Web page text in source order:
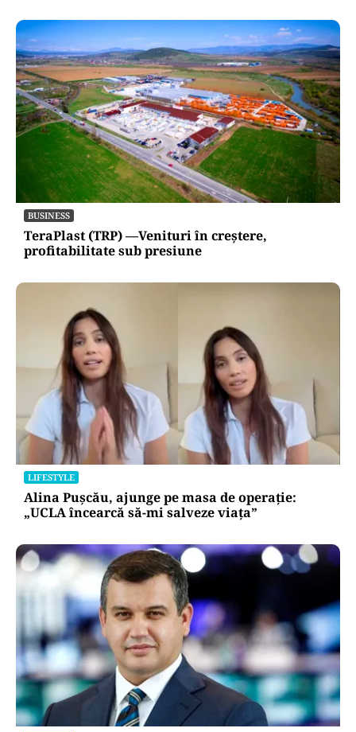
BUSINESS
TeraPlast (TRP) —Venituri în creștere,
profitabilitate sub presiune
LIFESTYLE
Alina Pușcău, ajunge pe masa de operație:
„UCLA încearcă să-mi salveze viața”